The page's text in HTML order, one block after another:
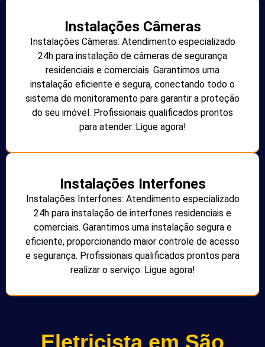
Instalações Câmeras
Instalações Câmeras: Atendimento especializado
24h para instalação de câmeras de segurança
residenciais e comerciais. Garantimos uma
instalação eficiente e segura, conectando todo o
sistema de monitoramento para garantir a proteção
do seu imóvel. Profissionais qualificados prontos
para atender. Ligue agora!
Instalações Interfones
Instalações Interfones: Atendimento especializado
24h para instalação de interfones residenciais e
comerciais. Garantimos uma instalação segura e
eficiente, proporcionando maior controle de acesso
e segurança. Profissionais qualificados prontos para
realizar o serviço. Ligue agora!
Eletricista em São